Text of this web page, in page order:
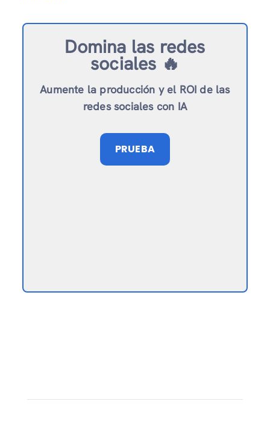
Domina las redes
sociales 🔥
Aumente la producción y el ROI de las
redes sociales con IA
PRUEBA